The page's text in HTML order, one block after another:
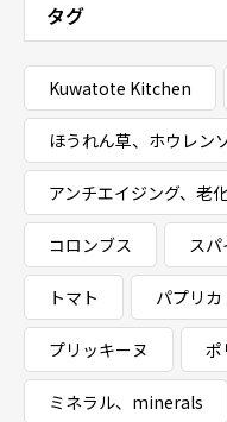
タグ
Kuwatote Kitchen
ほうれん草、ホウレン
アンチエイジング、老
コロンブス スパ
トマト パプリカ
プリッキーヌ ポ
ミネラル、minerals